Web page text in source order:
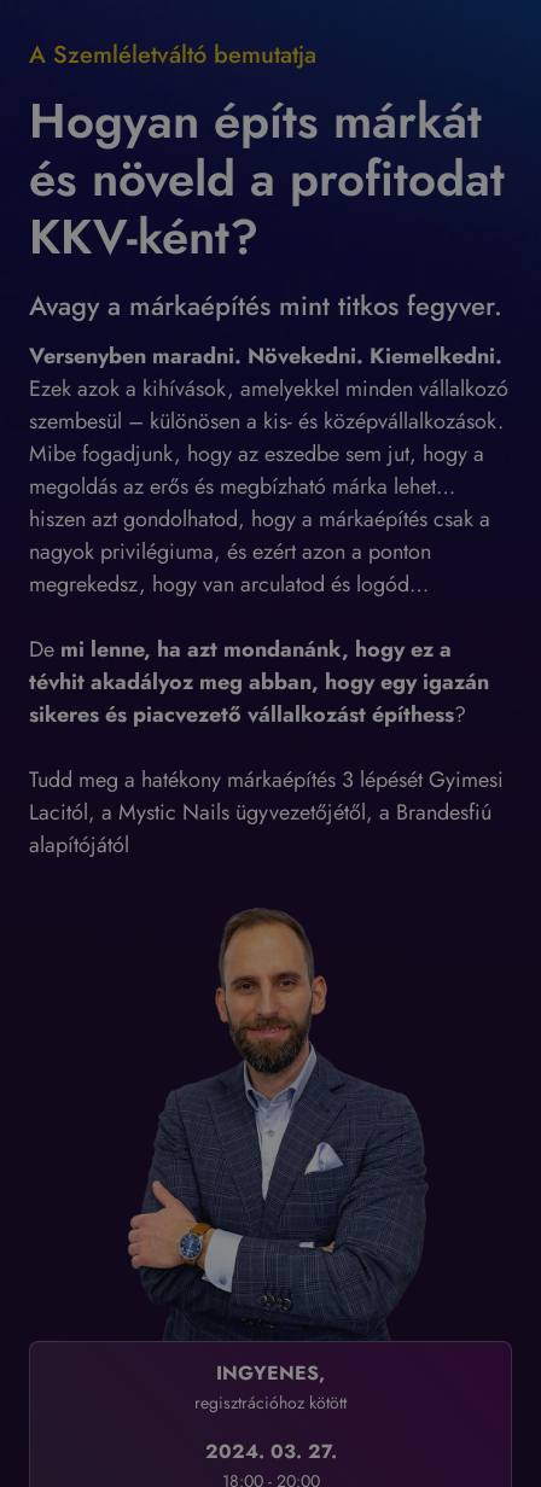
A Szemléletváltó bemutatja
Hogyan építs márkát
és növeld a profitodat
KKV-ként?
Avagy a márkaépítés mint titkos fegyver.
Versenyben maradni. Növekedni. Kiemelkedni.
Ezek azok a kihívások, amelyekkel minden vállalkozó
szembesül – különösen a kis- és középvállalkozások.
Mibe fogadjunk, hogy az eszedbe sem jut, hogy a
megoldás az erős és megbízható márka lehet…
hiszen azt gondolhatod, hogy a márkaépítés csak a
nagyok privilégiuma, és ezért azon a ponton
megrekedsz, hogy van arculatod és logód…
De mi lenne, ha azt mondanánk, hogy ez a
tévhit akadályoz meg abban, hogy egy igazán
sikeres és piacvezető vállalkozást építhess?
Tudd meg a hatékony márkaépítés 3 lépését Gyimesi
Lacitól, a Mystic Nails ügyvezetőjétől, a Brandesfiú
alapítójától
INGYENES,
regisztrációhoz kötött
2024. 03. 27.
18:00 - 20:00